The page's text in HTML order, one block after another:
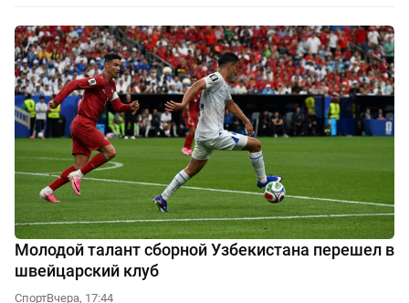
Молодой талант сборной Узбекистана перешел в
швейцарский клуб
СпортВчера, 17:44